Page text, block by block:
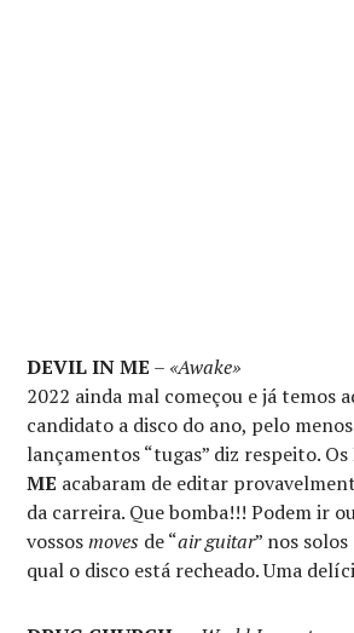
DEVIL IN ME – «Awake»
2022 ainda mal começou e já temos
candidato a disco do ano, pelo
lançamentos “tugas” diz respeito. Os
ME acabaram de editar
da carreira. Que bomba!!! Podem ir
vossosmoves de “air guitar” nos
qual o disco está recheado. Uma